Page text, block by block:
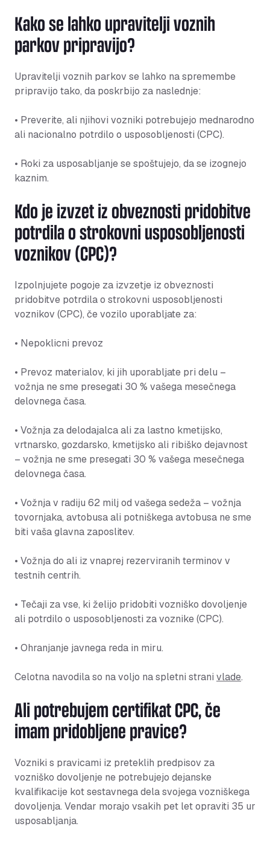
Kako se lahko upravitelji voznih
parkov pripravijo?
Upravitelji voznih parkov se lahko na spremembe
pripravijo tako, da poskrbijo za naslednje:
• Preverite, ali njihovi vozniki potrebujejo mednarodno
ali nacionalno potrdilo o usposobljenosti (CPC).
• Roki za usposabljanje se spoštujejo, da se izognejo
kaznim.
Kdo je izvzet iz obveznosti pridobitve
potrdila o strokovni usposobljenosti
voznikov (CPC)?
Izpolnjujete pogoje za izvzetje iz obveznosti
pridobitve potrdila o strokovni usposobljenosti
voznikov (CPC), če vozilo uporabljate za:
• Nepoklicni prevoz
• Prevoz materialov, ki jih uporabljate pri delu –
vožnja ne sme presegati 30 % vašega mesečnega
delovnega časa.
• Vožnja za delodajalca ali za lastno kmetijsko,
vrtnarsko, gozdarsko, kmetijsko ali ribiško dejavnost
– vožnja ne sme presegati 30 % vašega mesečnega
delovnega časa.
• Vožnja v radiju 62 milj od vašega sedeža – vožnja
tovornjaka, avtobusa ali potniškega avtobusa ne sme
biti vaša glavna zaposlitev.
• Vožnja do ali iz vnaprej rezerviranih terminov v
testnih centrih.
• Tečaji za vse, ki želijo pridobiti vozniško dovoljenje
ali potrdilo o usposobljenosti za voznike (CPC).
• Ohranjanje javnega reda in miru.
Celotna navodila so na voljo na spletni strani vlade.
Ali potrebujem certifikat CPC, če
imam pridobljene pravice?
Vozniki s pravicami iz preteklih predpisov za
vozniško dovoljenje ne potrebujejo dejanske
kvalifikacije kot sestavnega dela svojega vozniškega
dovoljenja. Vendar morajo vsakih pet let opraviti 35 ur
usposabljanja.